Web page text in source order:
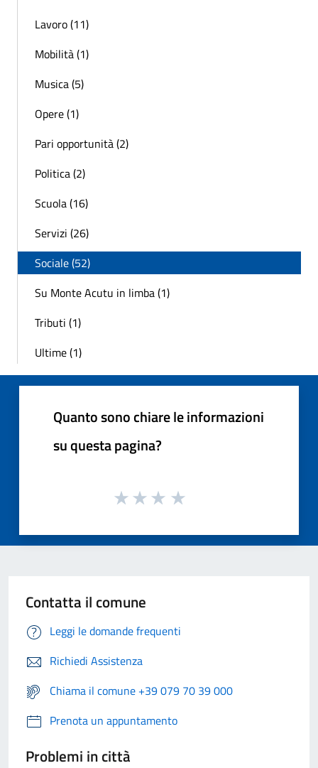
Lavoro (11)
Mobilità (1)
Musica (5)
Opere (1)
Pari opportunità (2)
Politica (2)
Scuola (16)
Servizi (26)
Sociale (52)
Su Monte Acutu in limba (1)
Tributi (1)
Ultime (1)
Quanto sono chiare le informazioni
su questa pagina?
Contatta il comune
Leggi le domande frequenti
Richiedi Assistenza
Chiama il comune +39 079 70 39 000
Prenota un appuntamento
Problemi in città